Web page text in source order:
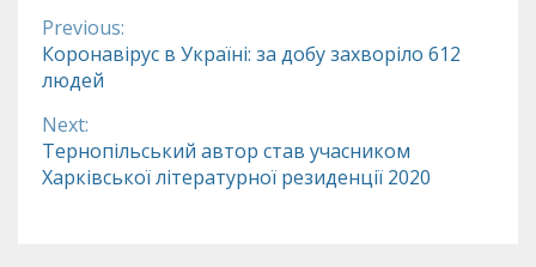
Continue
Reading
Previous:
Коронавірус в Україні: за добу захворіло 612
людей
Next:
Тернопільський автор став учасником
Харківської літературної резиденції 2020